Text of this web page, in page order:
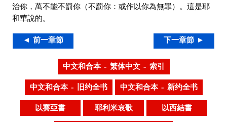
治你，萬不能不罰你（不罰你：或作以你為無罪）。這是耶
和華說的。
◄ 前一章節 下一章節 ►
中文和合本 – 繁体中文 – 索引
中文和合本 – 旧约全书 中文和合本 – 新约全书
以賽亞書 耶利米哀歌 以西結書